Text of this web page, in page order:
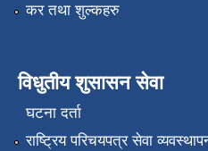
कर तथा शुल्कहरु
विधुतीय शुसासन सेवा
घटना दर्ता
राष्ट्रिय परिचयपत्र सेवा